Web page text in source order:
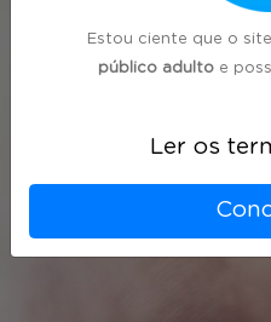
Estou ciente que o site
público adultoe
Ler os